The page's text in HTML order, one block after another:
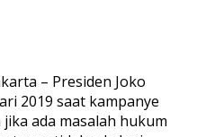
– Presiden Joko
2019 saat kampanye
ada masalah hukum